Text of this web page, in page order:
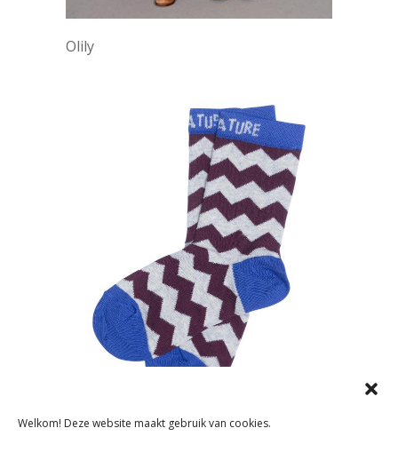
Welkom! Deze website maakt gebruik van cookies.
Olily